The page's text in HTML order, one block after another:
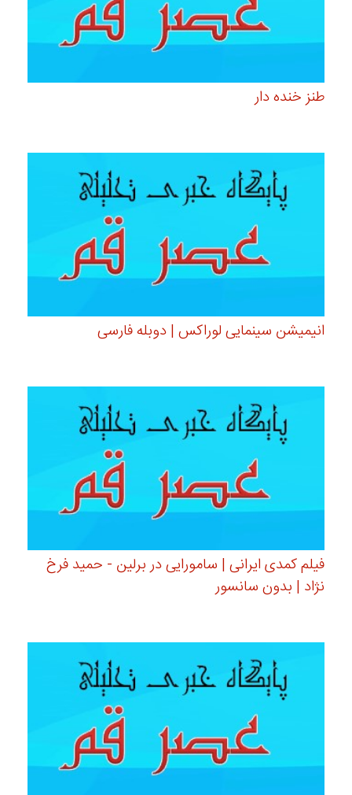
طنز خنده دار
انیمیشن سینمایی لوراکس | دوبله فارسی
فیلم کمدی ایرانی | سامورایی در برلین - حمید فرخ
نژاد | بدون سانسور